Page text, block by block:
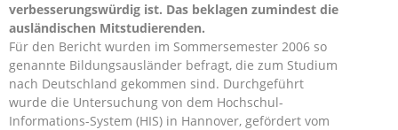
verbesserungswürdig ist. Das beklagen zumindest die
ausländischen Mitstudierenden.
Für den Bericht wurden im Sommersemester 2006 so
genannte Bildungsausländer befragt, die zum Studium
nach Deutschland gekommen sind. Durchgeführt
wurde die Untersuchung von dem Hochschul-
Informations-System (HIS) in Hannover, gefördert vom